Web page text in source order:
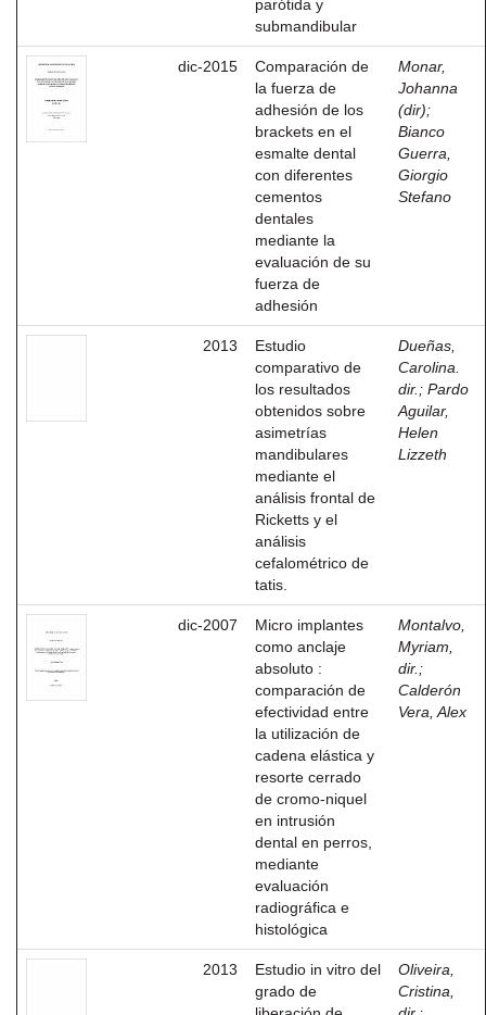
parótida y
submandibular
dic-2015
Comparación de
la fuerza de
adhesión de los
brackets en el
esmalte dental
con diferentes
cementos
dentales
mediante la
evaluación de su
fuerza de
adhesión
Monar,
Johanna
(dir);
Bianco
Guerra,
Giorgio
Stefano
2013
Estudio
comparativo de
los resultados
obtenidos sobre
asimetrías
mandibulares
mediante el
análisis frontal de
Ricketts y el
análisis
cefalométrico de
tatis.
Dueñas,
Carolina.
dir. ; Pardo
Aguilar,
Helen
Lizzeth
dic-2007
Micro implantes
como anclaje
absoluto :
comparación de
efectividad entre
la utilización de
cadena elástica y
resorte cerrado
de cromo-niquel
en intrusión
dental en perros,
mediante
evaluación
radiográfica e
histológica
Montalvo,
Myriam,
dir. ;
Calderón
Vera, Alex
2013
Estudio in vitro del
grado de
Oliveira,
Cristina,